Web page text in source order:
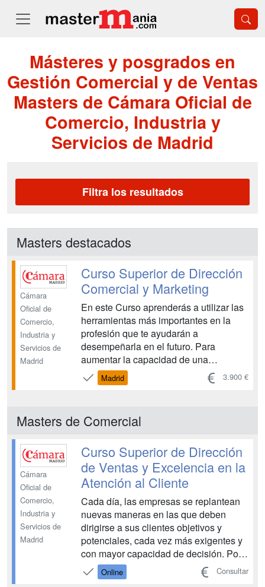
Másteres y posgrados en
Gestión Comercial y de Ventas
Masters de Cámara Oficial de
Comercio, Industria y
Servicios de Madrid
Filtra los resultados
Masters destacados
Cámara
Oficial de
Comercio,
Industria y
Servicios de
Madrid
Curso Superior de Dirección
Comercial y Marketing
En este Curso aprenderás a utilizar las
herramientas más importantes en la
profesión que te ayudarán a
desempeñarla en el futuro. Para
aumentar la capacidad de una
empresa, es necesario saber
diagnosticar el mercado, analizando los
localizaciones, precios y canales de
distribuci...
Madrid 3.900 €
Masters de Comercial
Cámara
Oficial de
Comercio,
Industria y
Servicios de
Madrid
Curso Superior de Dirección
de Ventas y Excelencia en la
Atención al Cliente
Cada día, las empresas se replantean
nuevas maneras en las que deben
dirigirse a sus clientes objetivos y
potenciales, cada vez más exigentes y
con mayor capacidad de decisión. Por
ello, desde la Dirección Comercial o
Departamento de Ventas de cualquier
Online Consultar